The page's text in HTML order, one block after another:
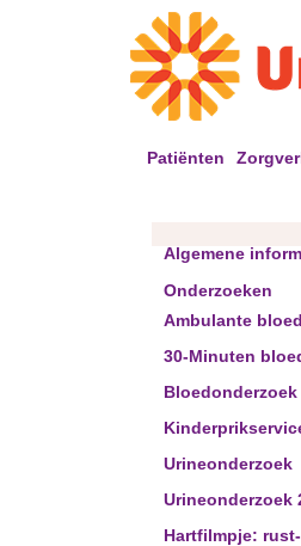
Patiënten
Algemene
Onderzoeken
Ambulante
30-Minuten
Bloedonderzoek
Urineonderzoek
Urineonderzoek
Hartfilmpje: rust-